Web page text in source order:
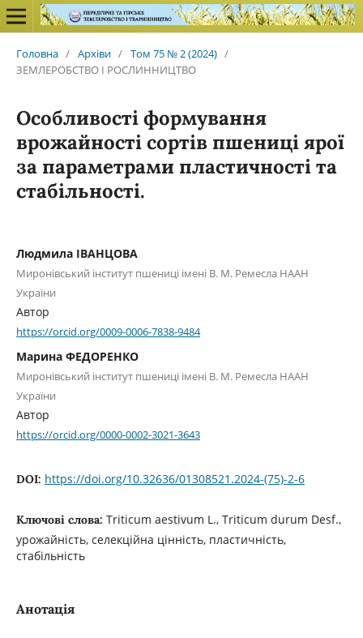
Головна / Архіви / Том 75 № 2 (2024) /
ЗЕМЛЕРОБСТВО І РОСЛИННИЦТВО
Особливості формування
врожайності сортів пшениці ярої
за параметрами пластичності та
стабільності.
Людмила ІВАНЦОВА
Миронівський інститут пшениці імені В. М. Ремесла НААН
України
Автор
https://orcid.org/0009-0006-7838-9484
Марина ФЕДОРЕНКО
Миронівський інститут пшениці імені В. М. Ремесла НААН
України
Автор
https://orcid.org/0000-0002-3021-3643
DOI: https://doi.org/10.32636/01308521.2024-(75)-2-6
Ключові слова: Triticum aestivum L., Triticum durum Desf.,
урожайність, селекційна цінність, пластичність,
стабільність
Анотація